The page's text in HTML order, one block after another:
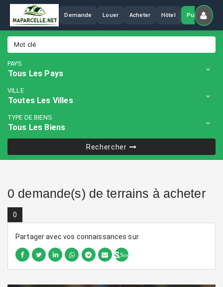
Demande Louer Acheter Hôtel Publier
PAYS
VILLE
TYPE DE BIENS
Rechercher
0 demande(s) de terrains à acheter
0
Partager avec vos connaissances sur
Sociallinki